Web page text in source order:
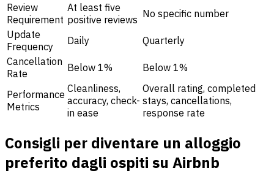
Review
Requirement
At least five
positive reviews No specific number
Update
Frequency
Daily
Quarterly
Cancellation
Rate
Below 1% Below 1%
Performance
Metrics
Cleanliness,
accuracy, check-
in ease
Overall rating, completed
stays, cancellations,
response rate
Consigli per diventare un alloggio
preferito dagli ospiti su Airbnb